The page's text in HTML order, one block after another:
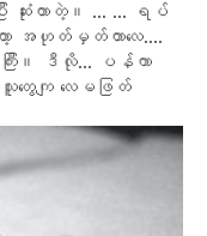
ာတဲ့။ ... ... ရပ်
န်ကာ
တွေကျ လေမဖြတ်